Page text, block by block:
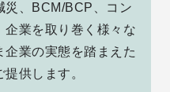
災、BCM/BCP、コン
企業を取り巻く様々な
企業の実態を踏まえた
供します。